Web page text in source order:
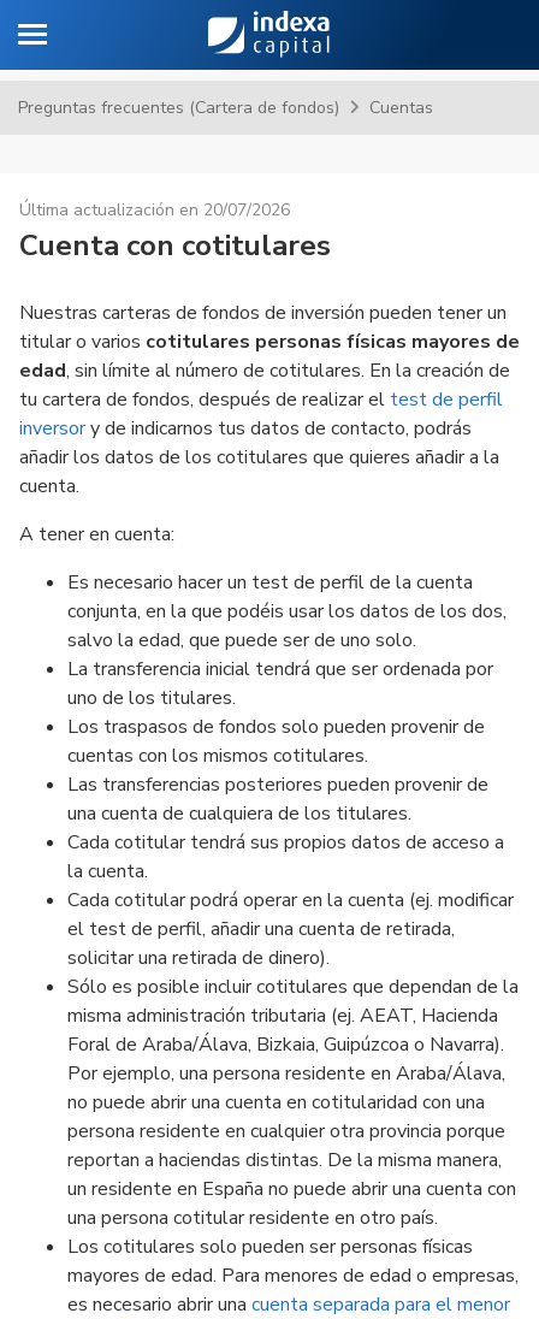
Toggle navigation
Preguntas frecuentes (Cartera de fondos) Cuentas
Última actualización en 20/07/2026
Cuenta con cotitulares
Nuestras carteras de fondos de inversión pueden tener un
titular o varios cotitulares personas físicas mayores de
edad, sin límite al número de cotitulares. En la creación de
tu cartera de fondos, después de realizar el test de perfil
inversory de indicarnos tus datos de contacto, podrás
añadir los datos de los cotitulares que quieres añadir a la
cuenta.
A tener en cuenta:
Es necesario hacer un test de perfil de la cuenta
conjunta, en la que podéis usar los datos de los dos,
salvo la edad, que puede ser de uno solo.
La transferencia inicial tendrá que ser ordenada por
uno de los titulares.
Los traspasos de fondos solo pueden provenir de
cuentas con los mismos cotitulares.
Las transferencias posteriores pueden provenir de
una cuenta de cualquiera de los titulares.
Cada cotitular tendrá sus propios datos de acceso a
la cuenta.
Cada cotitular podrá operar en la cuenta (ej. modificar
el test de perfil, añadir una cuenta de retirada,
solicitar una retirada de dinero).
Sólo es posible incluir cotitulares que dependan de la
misma administración tributaria (ej. AEAT, Hacienda
Foral de Araba/Álava, Bizkaia, Guipúzcoa o Navarra).
Por ejemplo, una persona residente en Araba/Álava,
no puede abrir una cuenta en cotitularidad con una
persona residente en cualquier otra provincia porque
reportan a haciendas distintas. De la misma manera,
un residente en España no puede abrir una cuenta con
una persona cotitular residente en otro país.
Los cotitulares solo pueden ser personas físicas
mayores de edad. Para menores de edad o empresas,
es necesario abrir una cuenta separada para el menor